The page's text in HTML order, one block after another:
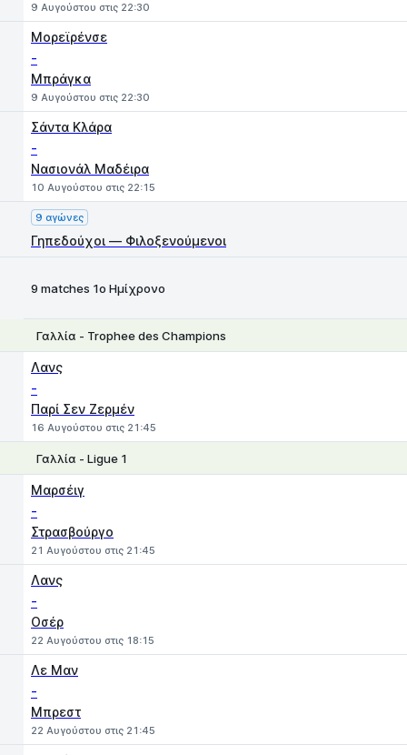
9 Αυγούστου στις 22:30
Μορεϊρένσε
-
Μπράγκα
9 Αυγούστου στις 22:30
Σάντα Κλάρα
-
Νασιονάλ Μαδέιρα
10 Αυγούστου στις 22:15
9 αγώνες
Γηπεδούχοι — Φιλοξενούμενοι
9 matches 1ο Ημίχρονο
Γαλλία - Trophee des Champions
Λανς
-
Παρί Σεν Ζερμέν
16 Αυγούστου στις 21:45
Γαλλία - Ligue 1
Μαρσέιγ
-
Στρασβούργο
21 Αυγούστου στις 21:45
Λανς
-
Οσέρ
22 Αυγούστου στις 18:15
Λε Μαν
-
Μπρεστ
22 Αυγούστου στις 21:45